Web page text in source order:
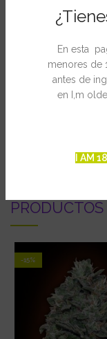
En esta
menores de
antes de
en I,m
I AM
por un laboratorio
mostró un 21.5% de
medicinal.
-15%